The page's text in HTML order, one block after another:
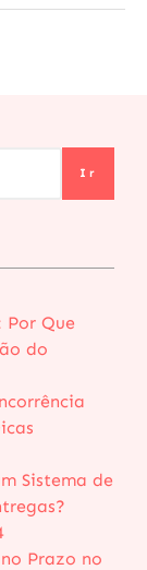
Ir
Por Que
do
Sistema de
Prazo no